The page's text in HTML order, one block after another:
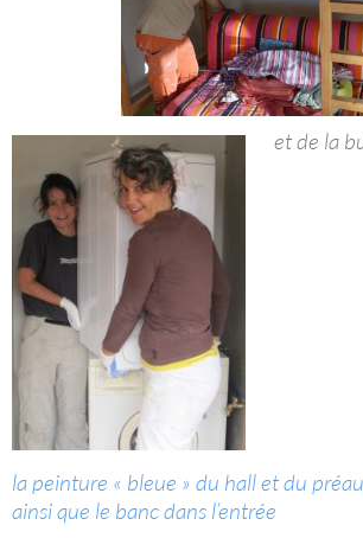
et de la
la peinture « bleue » du hall et du
ainsi que le banc dans l’entrée